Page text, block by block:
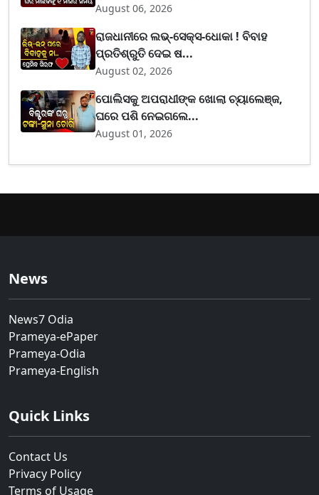
August 06, 2026
ରାଜଧାନୀରେ ଲଭ୍-ସେକ୍ସ-ଧୋକା ! ବିବାହ
ପ୍ରତିଶ୍ରୁତି ଦେଇ ଷ...
August 02, 2026
ପୋଲିସକୁ ଅପରାଧୀଙ୍କ ଖୋଲା ଚ୍ୟାଲେଞ୍ଜ,
ଘରେ ପଶି ନେଇଗଲେ...
August 01, 2026
News
News7 Odia
Prameya-ePaper
Prameya-Odia
Prameya-English
Quick Links
Contact Us
Privacy Policy
Terms of Usage